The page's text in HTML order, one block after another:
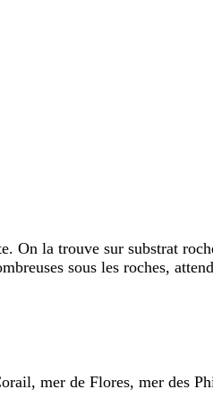
On la trouve sur substrat
sous les roches,
mer de Flores, mer des